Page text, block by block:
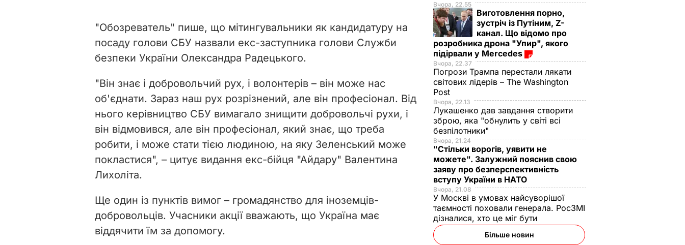
"Обозреватель" пише, що мітингувальники як кандидатуру на
посаду голови СБУ назвали екс-заступника голови Служби
безпеки України Олександра Радецького.
"Він знає і добровольчий рух, і волонтерів – він може нас
об'єднати. Зараз наш рух розрізнений, але він професіонал. Від
нього керівництво СБУ вимагало знищити добровольчі рухи, і
він відмовився, але він професіонал, який знає, що треба
робити, і може стати тією людиною, на яку Зеленський може
покластися", – цитує видання екс-бійця "Айдару" Валентина
Лихоліта.
Ще один із пунктів вимог – громадянство для іноземців-
добровольців. Учасники акції вважають, що Україна має
віддячити їм за допомогу.
Вчора, 22.55
Виготовлення порно,
зустріч із Путіним, Z-
канал. Що відомо про
розробника дрона "Упир", якого
підірвали у Mercedes
Вчора, 22.37
Погрози Трампа перестали лякати
світових лідерів – The Washington
Post
Вчора, 22.13
Лукашенко дав завдання створити
зброю, яка "обнулить у світі всі
безпілотники"
Вчора, 21.24
"Стільки ворогів, уявити не
можете". Залужний пояснив свою
заяву про безперспективність
вступу України в НАТО
Вчора, 21.08
У Москві в умовах найсуворішої
таємності поховали генерала. РосЗМІ
дізналися, хто це міг бути
Більше новин